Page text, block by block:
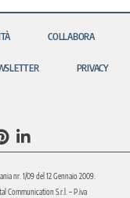
COLLABORA
PRIVACY
nr. 1/09 del 12 Gennaio 2009.
Communication S.r.l. – P.iva